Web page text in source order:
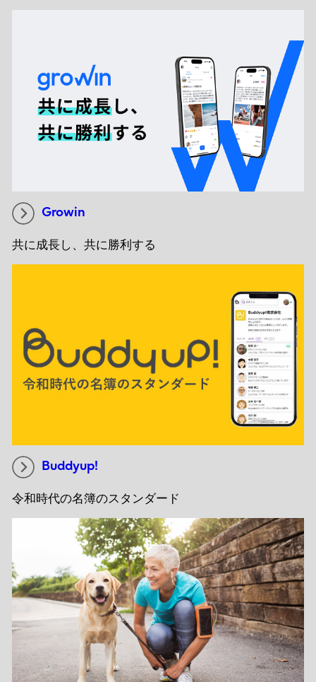
Growin
共に成長し、共に勝利する
Buddyup!
令和時代の名簿のスタンダード